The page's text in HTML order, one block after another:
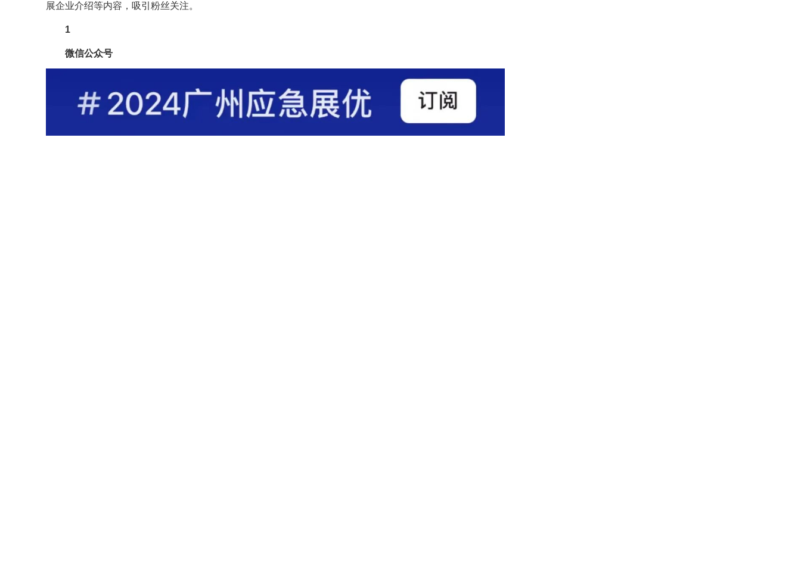
展企业介绍等内容，吸引粉丝关注。
1
微信公众号